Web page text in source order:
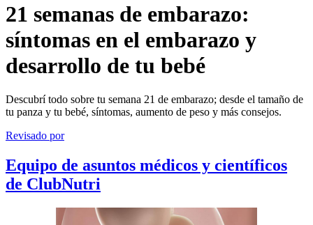
21 semanas de embarazo:
síntomas en el embarazo y
desarrollo de tu bebé
Descubrí todo sobre tu semana 21 de embarazo; desde el tamaño de
tu panza y tu bebé, síntomas, aumento de peso y más consejos.
Revisado por
Equipo de asuntos médicos y científicos
de ClubNutri